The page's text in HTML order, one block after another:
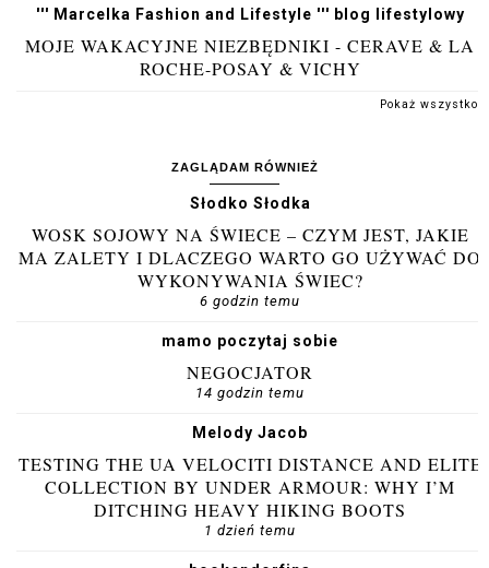
''' Marcelka Fashion and Lifestyle ''' blog lifestylowy
MOJE WAKACYJNE NIEZBĘDNIKI - CERAVE & LA
ROCHE-POSAY & VICHY
Pokaż wszystko
ZAGLĄDAM RÓWNIEŻ
Słodko Słodka
WOSK SOJOWY NA ŚWIECE – CZYM JEST, JAKIE
MA ZALETY I DLACZEGO WARTO GO UŻYWAĆ DO
WYKONYWANIA ŚWIEC?
6 godzin temu
mamo poczytaj sobie
NEGOCJATOR
14 godzin temu
Melody Jacob
TESTING THE UA VELOCITI DISTANCE AND ELITE
COLLECTION BY UNDER ARMOUR: WHY I’M
DITCHING HEAVY HIKING BOOTS
1 dzień temu